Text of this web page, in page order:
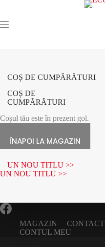
conținut
COȘ DE CUMPĂRĂTURI
COȘ DE
CUMPĂRĂTURI
Coșul tău este în prezent gol.
ÎNAPOI LA MAGAZIN
UN NOU TITLU >>
UN NOU TITLU >>
MAGAZIN CONTACT
CONTUL MEU